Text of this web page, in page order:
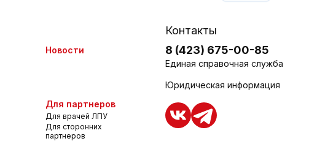
Новости
Для партнеров
Для врачей ЛПУ
Для сторонних
партнеров
Контакты
8 (423) 675-00-85
Единая справочная служба
Юридическая информация